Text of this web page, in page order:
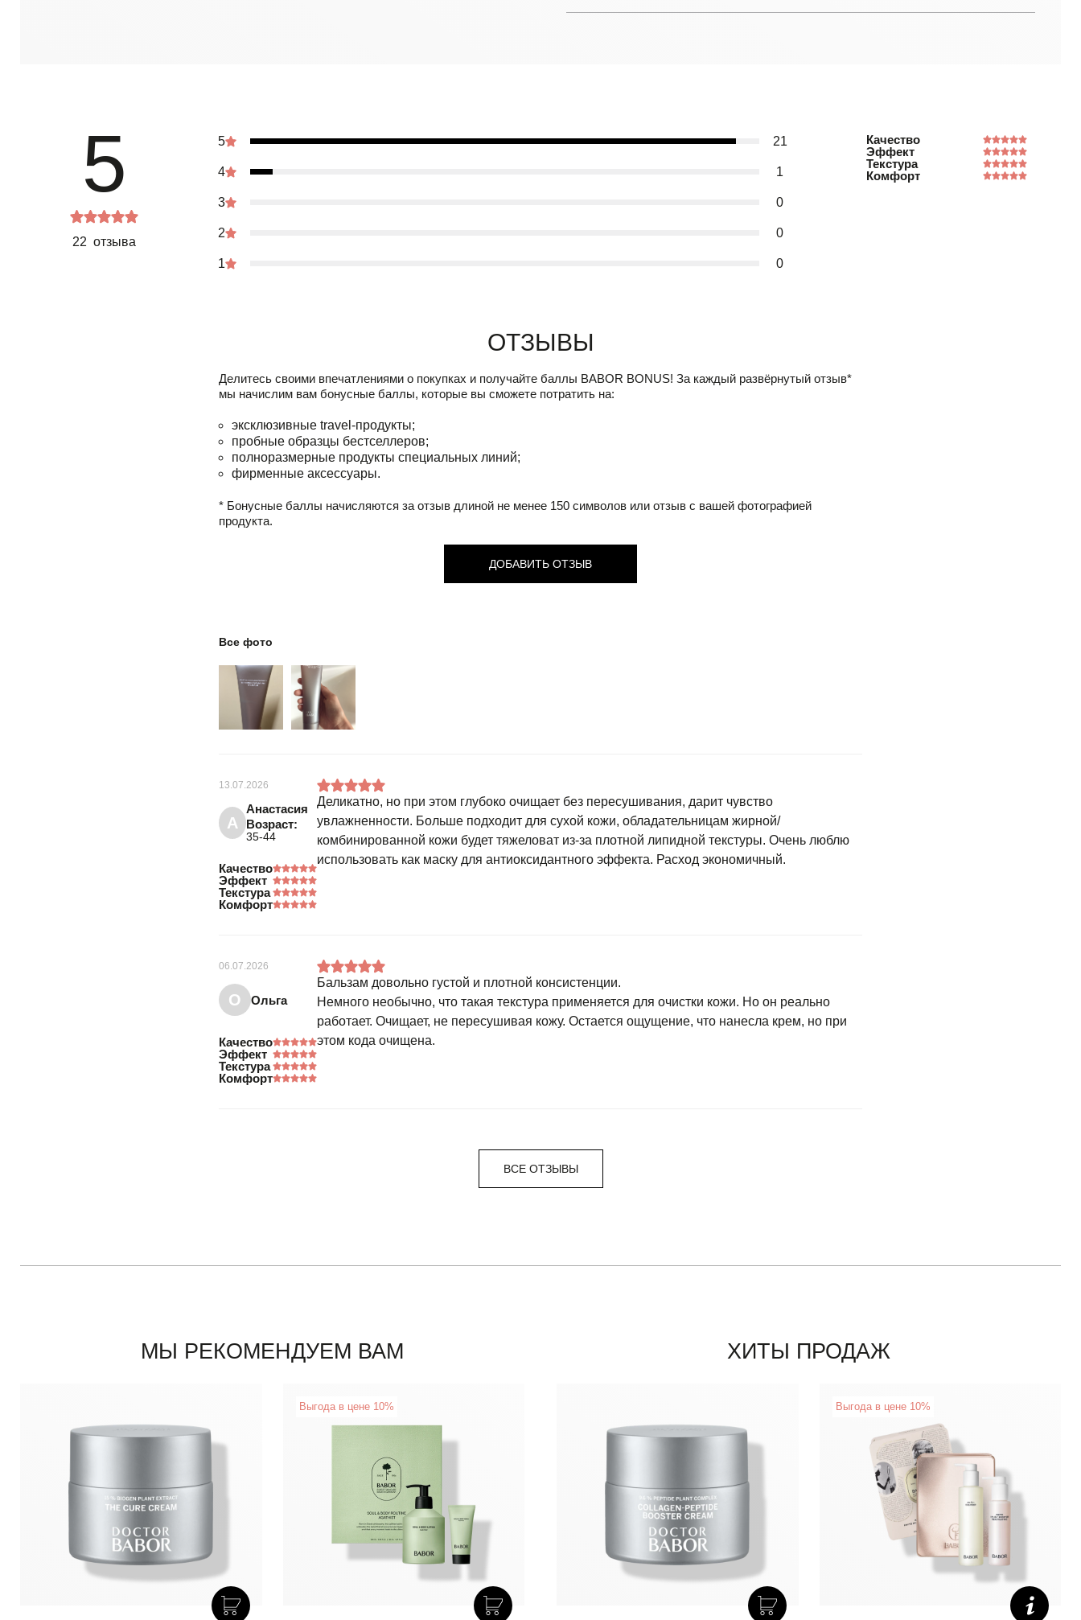
5
22 отзыва
5 21
4 1
3 0
2 0
1 0
Качество
Эффект
Текстура
Комфорт
Отзывы
Делитесь своими впечатлениями о покупках и получайте баллы BABOR BONUS! За каждый развёрнутый отзыв*
мы начислим вам бонусные баллы, которые вы сможете потратить на:
эксклюзивные travel-продукты;
пробные образцы бестселлеров;
полноразмерные продукты специальных линий;
фирменные аксессуары.
* Бонусные баллы начисляются за отзыв длиной не менее 150 символов или отзыв с вашей фотографией
продукта.
ДОБАВИТЬ ОТЗЫВ
Все фото
13.07.2026
А
Анастасия
Возраст:
35-44
Качество
Эффект
Текстура
Комфорт
Деликатно, но при этом глубоко очищает без пересушивания, дарит чувство
увлажненности. Больше подходит для сухой кожи, обладательницам жирной/
комбинированной кожи будет тяжеловат из-за плотной липидной текстуры. Очень люблю
использовать как маску для антиоксидантного эффекта. Расход экономичный.
06.07.2026
О Ольга
Качество
Эффект
Текстура
Комфорт
Бальзам довольно густой и плотной консистенции.
Немного необычно, что такая текстура применяется для очистки кожи. Но он реально
работает. Очищает, не пересушивая кожу. Остается ощущение, что нанесла крем, но при
этом кода очищена.
ВСЕ ОТЗЫВЫ
МЫ РЕКОМЕНДУЕМ ВАМ
Выгода в цене 10% New
ХИТЫ ПРОДАЖ
Выгода в цене 10%